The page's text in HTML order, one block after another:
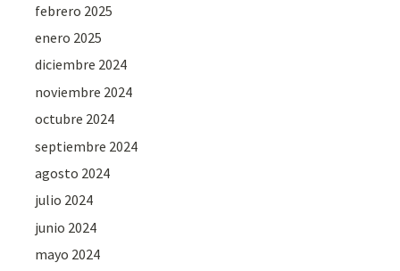
febrero 2025
enero 2025
diciembre 2024
noviembre 2024
octubre 2024
septiembre 2024
agosto 2024
julio 2024
junio 2024
mayo 2024